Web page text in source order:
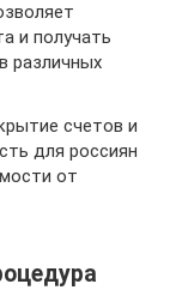
и получать
различных
счетов и
для россиян
от